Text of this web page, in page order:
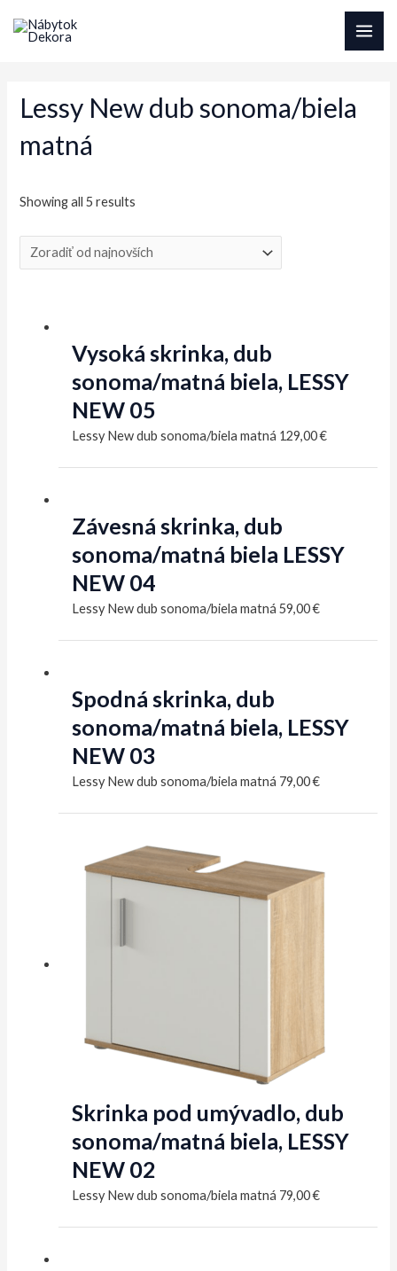
Lessy New dub sonoma/biela
matná
Showing all 5 results
latest
Vysoká skrinka, dub
sonoma/matná biela, LESSY
NEW 05
Lessy New dub sonoma/biela matná 129,00€
Závesná skrinka, dub
sonoma/matná biela LESSY
NEW 04
Lessy New dub sonoma/biela matná 59,00€
Spodná skrinka, dub
sonoma/matná biela, LESSY
NEW 03
Lessy New dub sonoma/biela matná 79,00€
Skrinka pod umývadlo, dub
sonoma/matná biela, LESSY
NEW 02
Lessy New dub sonoma/biela matná 79,00€